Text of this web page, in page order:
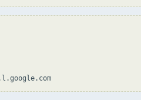
target: alt2.aspmx.l.google.com